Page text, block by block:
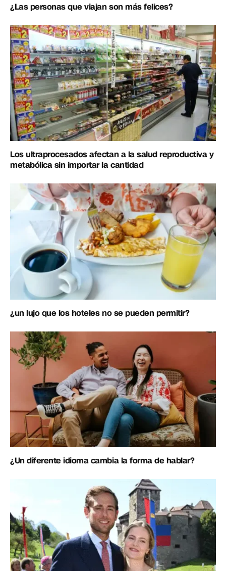
¿Las personas que viajan son más felices?
Los ultraprocesados afectan a la salud reproductiva y
metabólica sin importar la cantidad
¿un lujo que los hoteles no se pueden permitir?
¿Un diferente idioma cambia la forma de hablar?